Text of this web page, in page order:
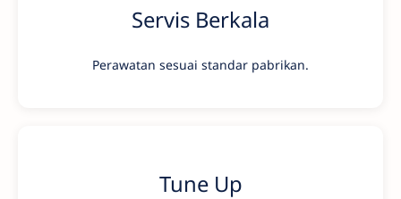
Servis Berkala
Perawatan sesuai standar pabrikan.
Tune Up